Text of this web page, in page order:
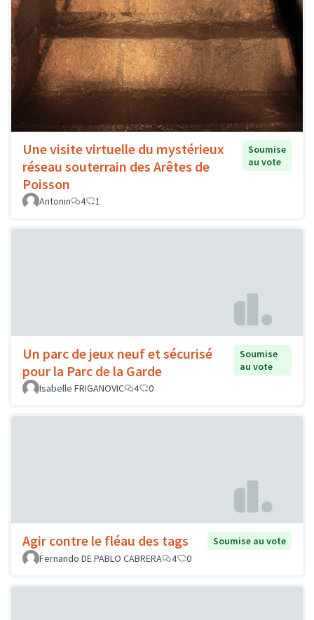
Une visite virtuelle du mystérieux
réseau souterrain des Arêtes de
Poisson
Soumise
au vote
Antonin 4 1
Un parc de jeux neuf et sécurisé
pour la Parc de la Garde
Soumise
au vote
Isabelle FRIGANOVIC
4 0
Agir contre le fléau des tags
Soumise au vote
Fernando DE PABLO CABRERA
4 0